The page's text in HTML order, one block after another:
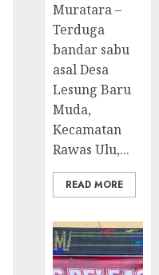
Muratara –
Terduga
bandar sabu
asal Desa
Lesung Baru
Muda,
Kecamatan
Rawas Ulu,...
READ MORE